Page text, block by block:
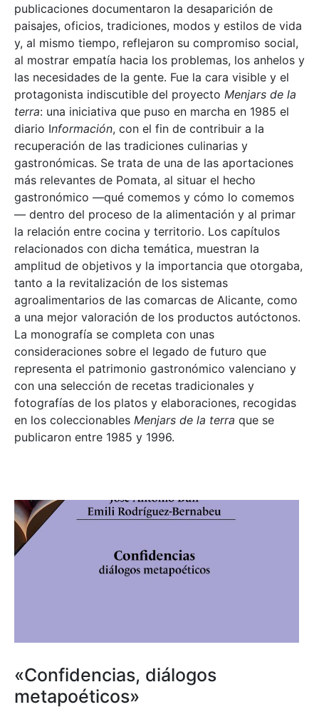
publicaciones documentaron la desaparición de
paisajes, oficios, tradiciones, modos y estilos de vida
y, al mismo tiempo, reflejaron su compromiso social,
al mostrar empatía hacia los problemas, los anhelos y
las necesidades de la gente. Fue la cara visible y el
protagonista indiscutible del proyecto Menjars de la
terra: una iniciativa que puso en marcha en 1985 el
diario Información, con el fin de contribuir a la
recuperación de las tradiciones culinarias y
gastronómicas. Se trata de una de las aportaciones
más relevantes de Pomata, al situar el hecho
gastronómico —qué comemos y cómo lo comemos
— dentro del proceso de la alimentación y al primar
la relación entre cocina y territorio. Los capítulos
relacionados con dicha temática, muestran la
amplitud de objetivos y la importancia que otorgaba,
tanto a la revitalización de los sistemas
agroalimentarios de las comarcas de Alicante, como
a una mejor valoración de los productos autóctonos.
La monografía se completa con unas
consideraciones sobre el legado de futuro que
representa el patrimonio gastronómico valenciano y
con una selección de recetas tradicionales y
fotografías de los platos y elaboraciones, recogidas
en los coleccionables Menjars de la terra que se
publicaron entre 1985 y 1996.
«Confidencias, diálogos
metapoéticos»